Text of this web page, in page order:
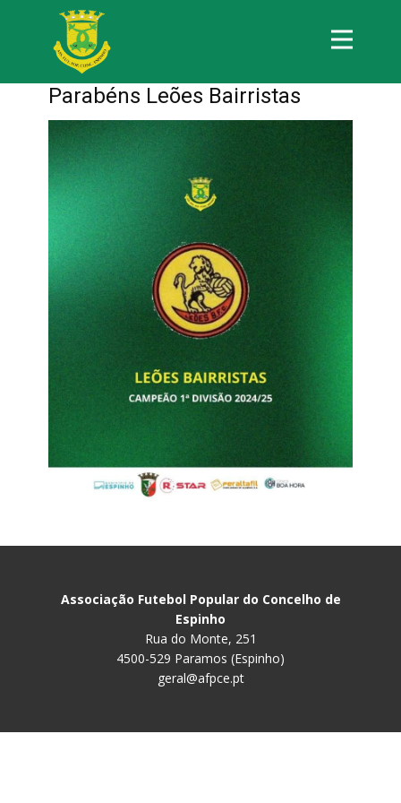
Parabéns Leões Bairristas
Associação Futebol Popular do Concelho de
Espinho
Rua do Monte, 251
4500-529 Paramos (Espinho)
geral@afpce.pt